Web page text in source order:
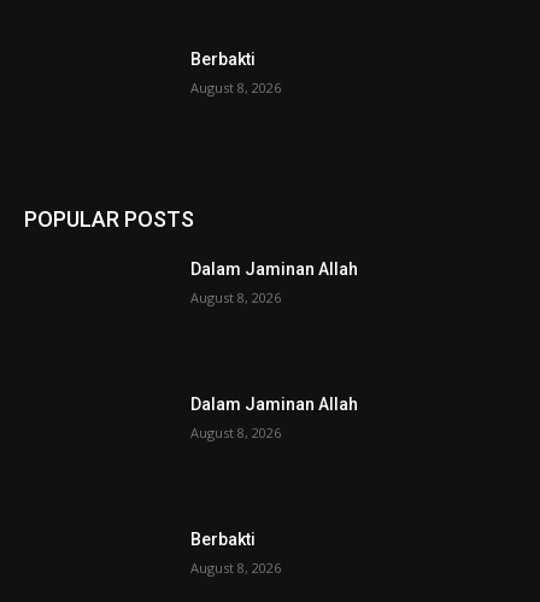
Berbakti
August 8, 2026
POPULAR POSTS
Dalam Jaminan Allah
August 8, 2026
Dalam Jaminan Allah
August 8, 2026
Berbakti
August 8, 2026